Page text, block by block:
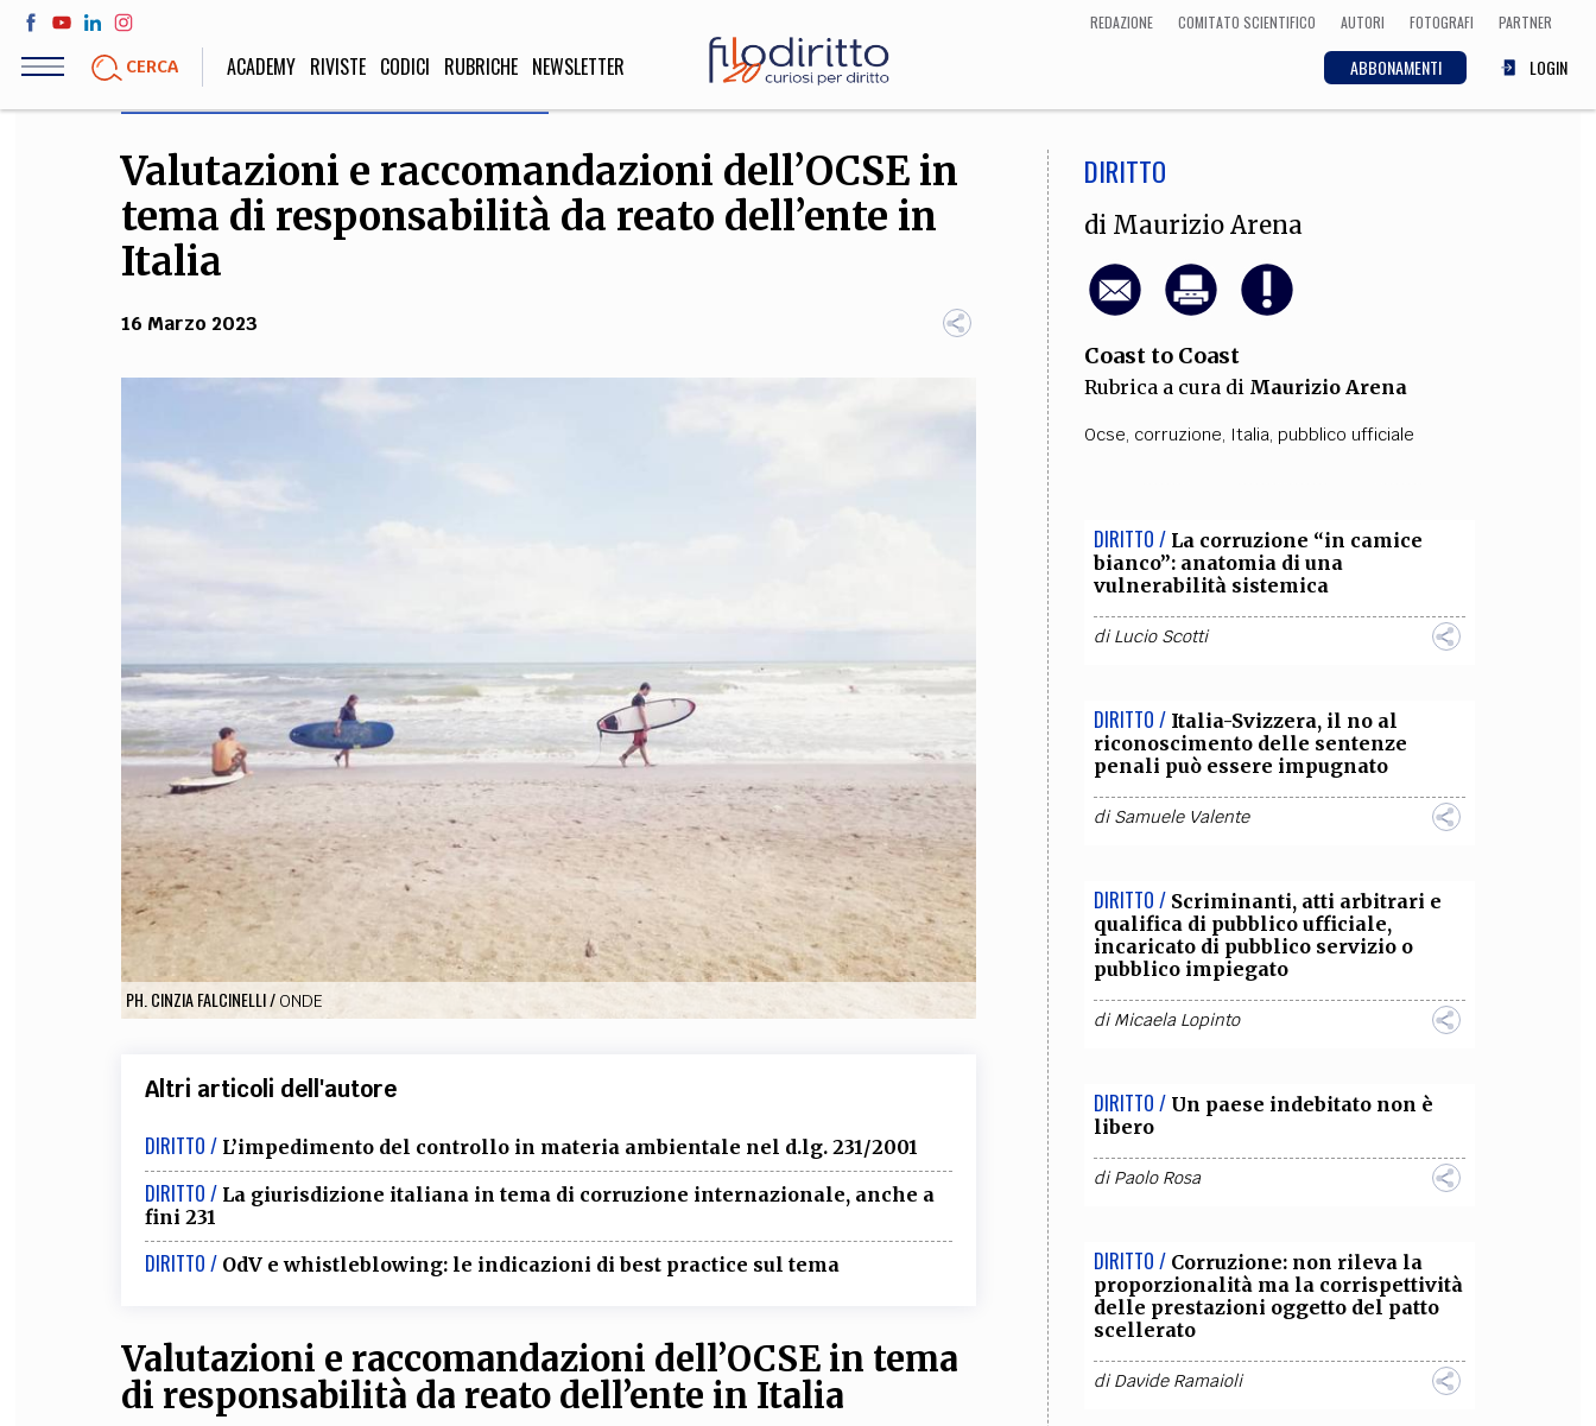
Salta
contenuto
REDAZIONE COMITATO SCIENTIFICO AUTORI FOTOGRAFI PARTNER
CERCA ABBONAMENTI LOGIN
ACADEMY RIVISTE CODICI RUBRICHE NEWSLETTER
LIFE STYLE
Sport, Cucina, Viaggi,
Moda
SOCIETÀ
Politica, Attualità,
DIRITTO ECONOMIA
STORIA E FILOSOFIA
Scienze storiche,
INNOVAZIONE CULTURA
Arte, Cinema, Musica,
Letteratura
COLLABORA CON NOI
EXTRA
CODICI RUBRICHE LIBRI PROCEEDINGS PUBBLICITÀ CONTATTI
SOCIAL MEDIA
Valutazioni e raccomandazioni dell’OCSE in
tema di responsabilità da reato dell’ente in
Italia
16 Marzo 2023
PH. CINZIA FALCINELLI/ ONDE
Altri articoli dell'autore
DIRITTO / L’impedimento del controllo in materia ambientale nel d.lg. 231/2001
DIRITTO / La giurisdizione italiana in tema di corruzione internazionale, anche a
fini 231
DIRITTO / OdV e whistleblowing: le indicazioni di best practice sul tema
Valutazioni e raccomandazioni dell’OCSE in tema
di responsabilità da reato dell’ente in Italia
DIRITTO
di Maurizio Arena
Coast to Coast
Rubrica a cura di Maurizio Arena
Ocse, corruzione, Italia, pubblico ufficiale
DIRITTO / La corruzione “in camice
bianco”: anatomia di una
vulnerabilità sistemica
diLucio Scotti
DIRITTO / Italia-Svizzera, il no al
riconoscimento delle sentenze
penali può essere impugnato
diSamuele Valente
DIRITTO / Scriminanti, atti arbitrari e
qualifica di pubblico ufficiale,
incaricato di pubblico servizio o
pubblico impiegato
diMicaela Lopinto
DIRITTO / Un paese indebitato non è
libero
diPaolo Rosa
DIRITTO / Corruzione: non rileva la
proporzionalità ma la corrispettività
delle prestazioni oggetto del patto
scellerato
diDavide Ramaioli